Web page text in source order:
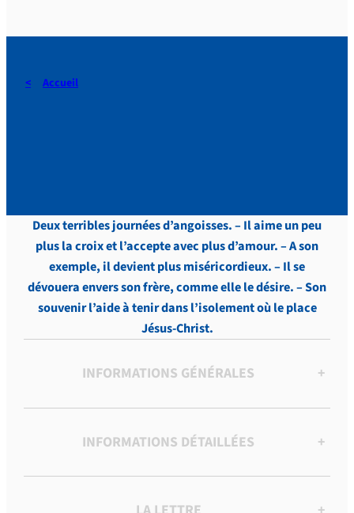
Accueil
Deux terribles journées d’angoisses. – Il aime un peu
plus la croix et l’accepte avec plus d’amour. – A son
exemple, il devient plus miséricordieux. – Il se
dévouera envers son frère, comme elle le désire. – Son
souvenir l’aide à tenir dans l’isolement où le place
Jésus-Christ.
INFORMATIONS GÉNÉRALES +
INFORMATIONS DÉTAILLÉES +